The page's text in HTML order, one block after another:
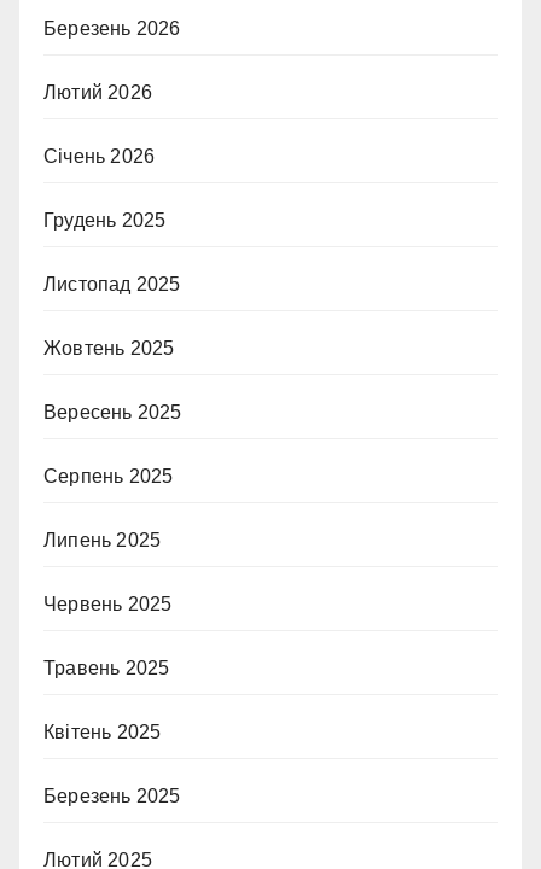
Березень 2026
Лютий 2026
Січень 2026
Грудень 2025
Листопад 2025
Жовтень 2025
Вересень 2025
Серпень 2025
Липень 2025
Червень 2025
Травень 2025
Квітень 2025
Березень 2025
Лютий 2025